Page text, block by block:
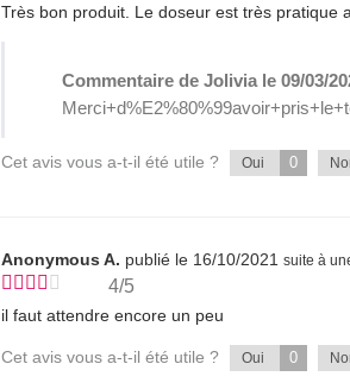
Très bon produit. Le doseur est très pratique
Commentaire de Jolivia le 09/03/
Cet avis vous a-t-il été utile ? Oui 0
Anonymous A. publié le 16/10/2021 suite à
4/5
il faut attendre encore un peu
Cet avis vous a-t-il été utile ? Oui 0